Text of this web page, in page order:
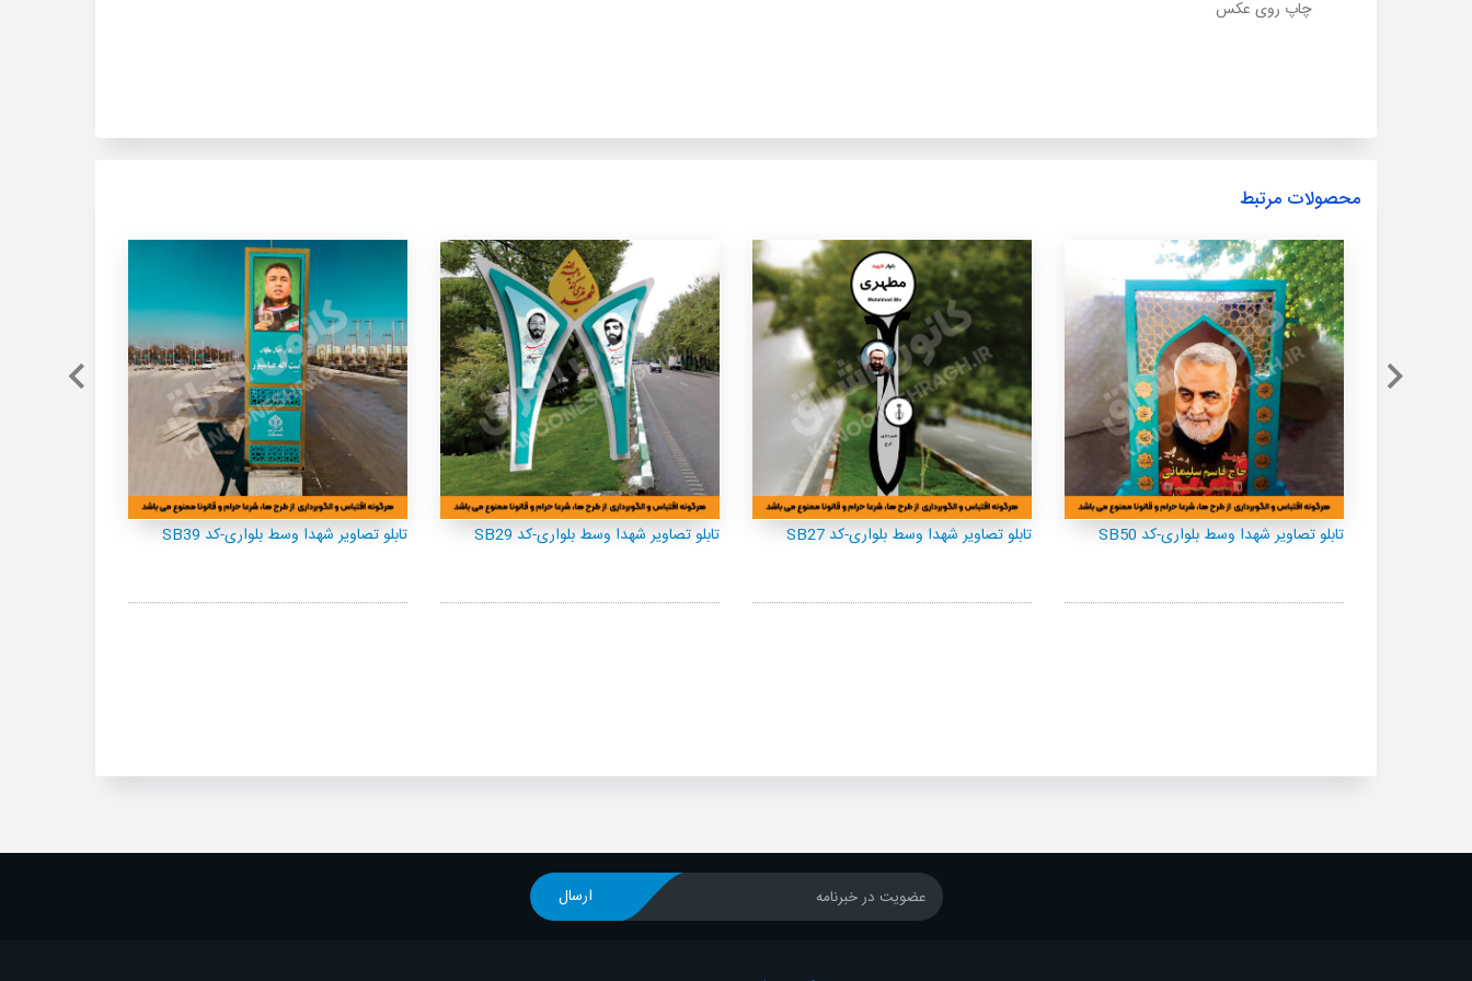
چاپ روی عکس
محصولات مرتبط
تابلو تصاویر شهدا وسط بلواری-کد SB39 تابلو تصاویر شهدا وسط بلواری-کد SB29 تابلو تصاویر شهدا وسط بلواری-کد SB27 تابلو تصاویر شهدا وسط بلواری-کد SB50
عضویت در خبرنامه ارسال